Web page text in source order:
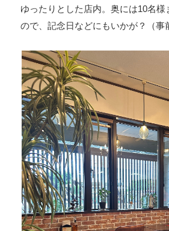
ゆったりとした店内。奥には10名様
ので、記念日などにもいかが？（事